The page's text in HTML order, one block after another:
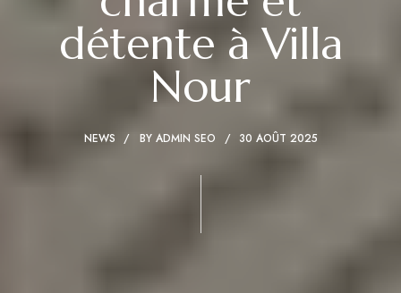
détente à Villa
Nour
NEWS BY ADMIN SEO 30 AOÛT 2025